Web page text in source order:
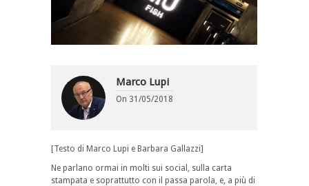
Marco Lupi
On 31/05/2018
[Testo di Marco Lupi e Barbara Gallazzi]
Ne parlano ormai in molti sui social, sulla carta
stampata e soprattutto con il passa parola, e, a più di